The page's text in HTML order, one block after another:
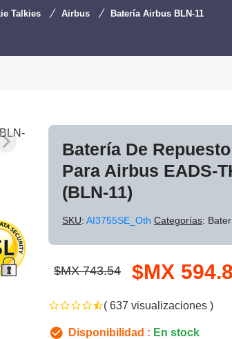
Talkies Airbus Batería Airbus BLN-11
Batería De
Para Airbus EADS-
(BLN-11)
SKU: AI3755SE_Oth Categorías:
$MX 743.54 $MX
( 637 visualizaciones )
Disponibilidad : En stock